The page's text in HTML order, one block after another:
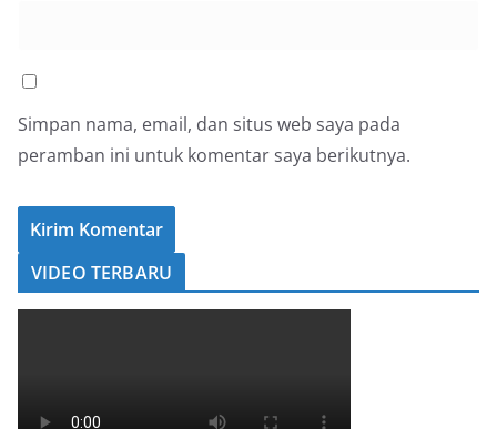
Simpan nama, email, dan situs web saya pada
peramban ini untuk komentar saya berikutnya.
VIDEO TERBARU